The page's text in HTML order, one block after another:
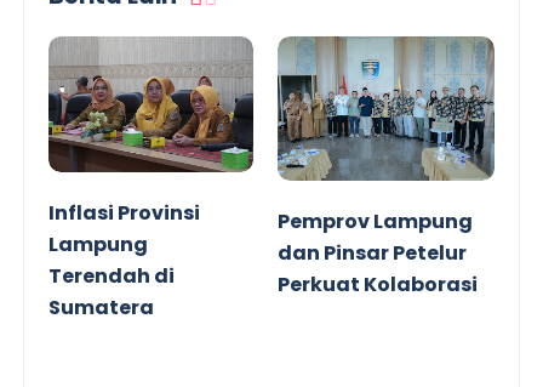
Inflasi Provinsi
Lampung
Terendah di
Sumatera
Pemprov Lampung
dan Pinsar Petelur
Perkuat Kolaborasi